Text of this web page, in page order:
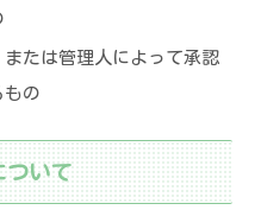
たは管理人によって承認
もの
ついて